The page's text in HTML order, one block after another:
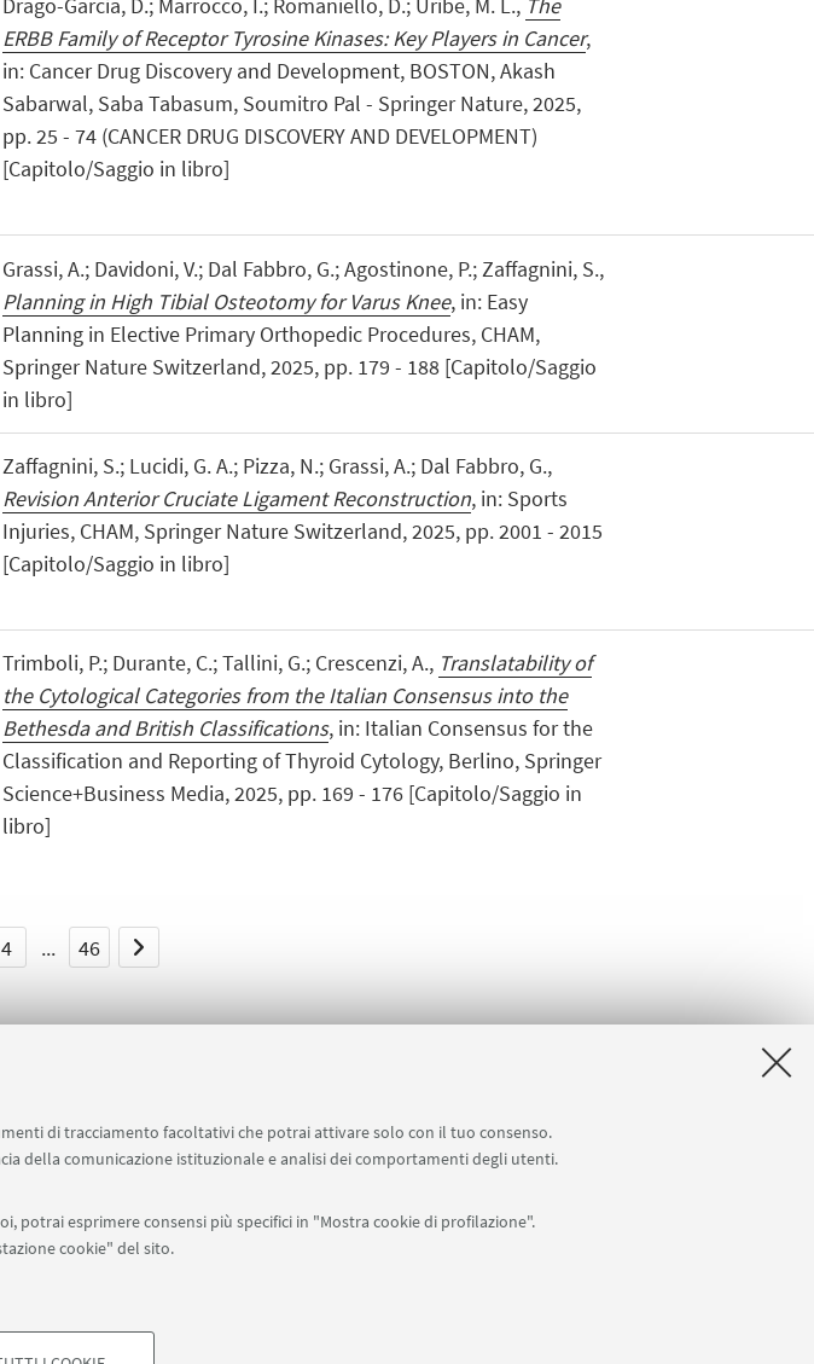
di tracciamento facoltativi che potrai attivare solo con il tuo consenso.
della comunicazione istituzionale e analisi dei comportamenti degli utenti.
potrai esprimere consensi più specifici in "Mostra cookie di profilazione".
cookie" del sito.
Drago-Garcia, D.; Marrocco, I.; Romaniello, D.; Uribe, M. L., The
ERBB Family of Receptor Tyrosine Kinases: Key Players in Cancer,
in: Cancer Drug Discovery and Development, BOSTON, Akash
Sabarwal, Saba Tabasum, Soumitro Pal - Springer Nature, 2025,
pp. 25 - 74 (CANCER DRUG DISCOVERY AND DEVELOPMENT)
[Capitolo/Saggio in libro]
Grassi, A.; Davidoni, V.; Dal Fabbro, G.; Agostinone, P.; Zaffagnini, S.,
Planning in High Tibial Osteotomy for Varus Knee, in: Easy
Planning in Elective Primary Orthopedic Procedures, CHAM,
Springer Nature Switzerland, 2025, pp. 179 - 188 [Capitolo/Saggio
in libro]
Zaffagnini, S.; Lucidi, G. A.; Pizza, N.; Grassi, A.; Dal Fabbro, G.,
Revision Anterior Cruciate Ligament Reconstruction, in: Sports
Injuries, CHAM, Springer Nature Switzerland, 2025, pp. 2001 - 2015
[Capitolo/Saggio in libro]
Trimboli, P.; Durante, C.; Tallini, G.; Crescenzi, A., Translatability of
the Cytological Categories from the Italian Consensus into the
Bethesda and British Classifications, in: Italian Consensus for the
Classification and Reporting of Thyroid Cytology, Berlino, Springer
Science+Business Media, 2025, pp. 169 - 176 [Capitolo/Saggio in
libro]
4 ... 46
(riservato ai docenti) Carta dei servizi
SU:
PI: 01131710376 - CF: 80007010376